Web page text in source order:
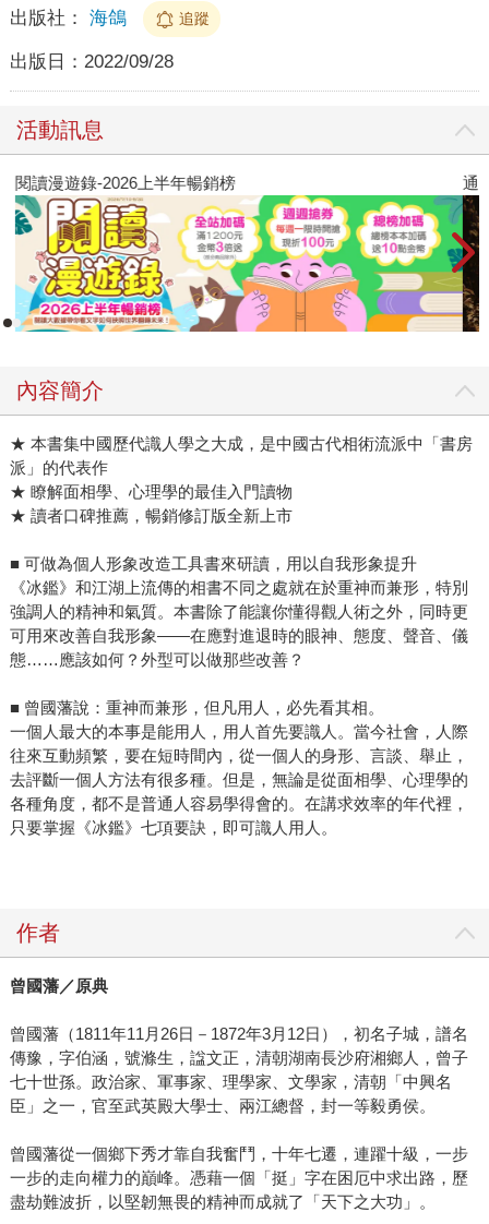
出版社： 海鴿 追蹤
出版日： 2022/09/28
活動訊息
閱讀漫遊錄-2026上半年暢銷榜 通
內容簡介
★ 本書集中國歷代識人學之大成，是中國古代相術流派中「書房
派」的代表作
★ 瞭解面相學、心理學的最佳入門讀物
★ 讀者口碑推薦，暢銷修訂版全新上市
■ 可做為個人形象改造工具書來研讀，用以自我形象提升
《冰鑑》和江湖上流傳的相書不同之處就在於重神而兼形，特別
強調人的精神和氣質。本書除了能讓你懂得觀人術之外，同時更
可用來改善自我形象——在應對進退時的眼神、態度、聲音、儀
態……應該如何？外型可以做那些改善？
■ 曾國藩說：重神而兼形，但凡用人，必先看其相。
一個人最大的本事是能用人，用人首先要識人。當今社會，人際
往來互動頻繁，要在短時間內，從一個人的身形、言談、舉止，
去評斷一個人方法有很多種。但是，無論是從面相學、心理學的
各種角度，都不是普通人容易學得會的。在講求效率的年代裡，
只要掌握《冰鑑》七項要訣，即可識人用人。
作者
曾國藩／原典
曾國藩（1811年11月26日－1872年3月12日），初名子城，譜名
傳豫，字伯涵，號滌生，諡文正，清朝湖南長沙府湘鄉人，曾子
七十世孫。政治家、軍事家、理學家、文學家，清朝「中興名
臣」之一，官至武英殿大學士、兩江總督，封一等毅勇侯。
曾國藩從一個鄉下秀才靠自我奮鬥，十年七遷，連躍十級，一步
一步的走向權力的巔峰。憑藉一個「挺」字在困厄中求出路，歷
盡劫難波折，以堅韌無畏的精神而成就了「天下之大功」。